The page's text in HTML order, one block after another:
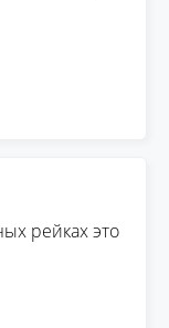
рейках это